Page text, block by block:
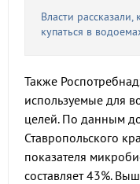
Власти
купаться в
Также
используемые для
целей. По данным
Ставропольского
показателя
составляет 43%.